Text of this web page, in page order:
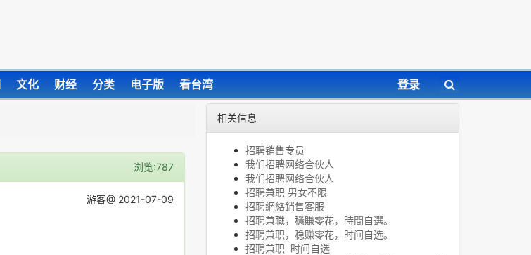
文化 财经 分类 电子版 看台湾 登录
浏览:787
游客@ 2021-07-09
相关信息
招聘销售专员
我们招聘网络合伙人
我们招聘网络合伙人
招聘兼职 男女不限
招聘網絡銷售客服
招聘兼職，穩賺零花，時間自選。
招聘兼职，稳赚零花，时间自选。
招聘兼职 时间自选